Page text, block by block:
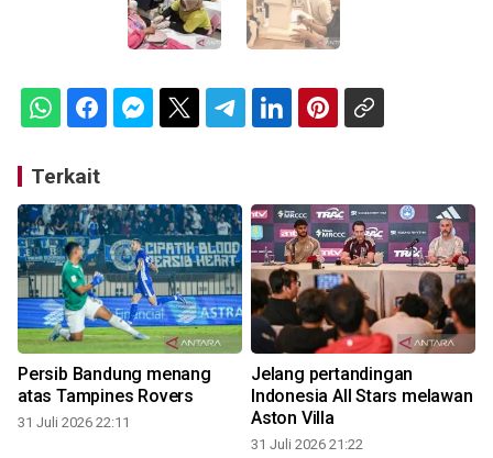
Terkait
Persib Bandung menang
atas Tampines Rovers
31 Juli 2026 22:11
Jelang pertandingan
Indonesia All Stars melawan
Aston Villa
31 Juli 2026 21:22